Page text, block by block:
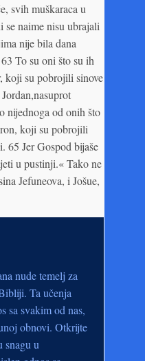
svih muškaraca u
se naime nisu ubrajali
nije bila dana
To su oni što su ih
koji su pobrojili sinove
nijednoga od onih što
koji su pobrojili
65 Jer Gospod bijaše
u pustinji.« Tako ne
Jefuneova, i Jošue,
nude temelj za
Ta učenja
sa svakim od nas,
obnovi. Otkrijte
snagu u